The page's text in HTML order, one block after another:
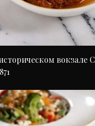
вокзале